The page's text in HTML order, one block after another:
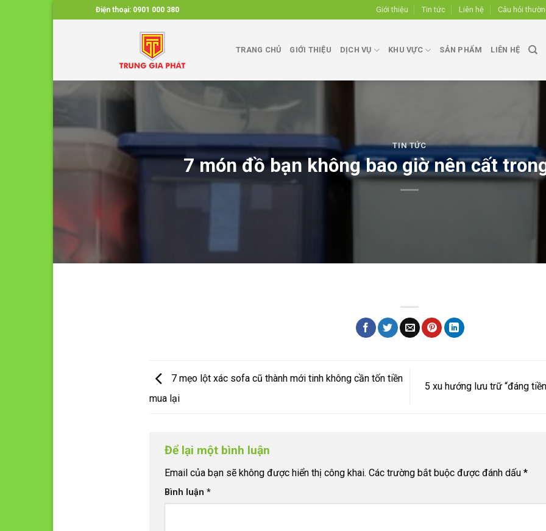
to
Điện thoại: 0901 000 380 Giới thiệu Tin tức Liên hệ Câu hỏi
TRANG CHỦ GIỚI THIỆU DỊCH VỤ KHU VỰC SẢN PHẨM LIÊN HỆ
TIN TỨC
7 món đồ bạn không bao giờ nên cất
7 mẹo lột xác sofa cũ thành mới tinh không cần tốn tiền
mua lại
5 xu hướng lưu trữ “đáng
Để lại một bình luận
Email của bạn sẽ không được hiển thị công khai. Các trường bắt buộc được đánh dấu*
Bình luận*